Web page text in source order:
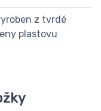
z tvrdé
plastovu